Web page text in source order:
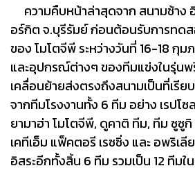
ความคืบหน้าล่าสุดจาก สนามช้าง
อร์กิต จ.บุรีรัมย์ ก่อนต้อนรับการทดส
ของ โมโตจีพี ระหว่างวันที่ 16-18 กุ
และอุปกรณ์ต่างๆ ของทีมแข่งในรุ่นพ
เคลื่อนย้ายส่งตรงถึงสนามเป็นที่เรีย
จากทีมโรงงานทั้ง 6 ทีม อย่าง เรปโ
ยามาฮ่า โมโตจีพี, ดูคาติ ทีม, ทีม ซูซู
เคทีเอ็ม แฟ็คตอรี เรซซิ่ง และ อพริเลี
อิสระอีกทั้งสิ้น 6 ทีม รวมเป็น 12 ทีมใ